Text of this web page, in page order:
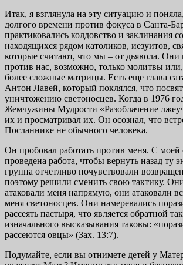
Итак, я взглянула на эту ситуацию и
долгого времени против фокуса в Санта-
практиковались колдовство и заклинания
находящихся рядом католиков, иезуитов,
которые считают, что мы – от дьявола. Они
против нас, возможно, только молитвы
более сложные матрицы. Есть еще глава
Антон Лавей, который поклялся, что
уничтожению светоносцев. Когда в 1976
Жемчужины Мудрости «Разоблачение
их и просматривал их. Он осознал, что
Посланнике не обычного человека.
Он пробовал работать против меня. С
проведена работа, чтобы вернуть назад ту
группа отчетливо почувствовали
поэтому решили сменить свою тактику.
атаковали меня напрямую, они атаковали
меня светоносцев. Они намеревались
рассеять пастыря, что является обратной
изначального высказывания таковы:
рассеются овцы» (Зах. 13:7).
Подумайте, если вы отнимете детей у